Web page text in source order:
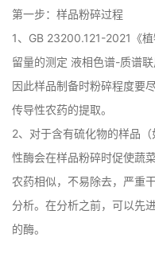
第一步：样品粉碎过程
1、GB 23200.121-2021《
留量的测定 液相色谱-质谱
因此样品制备时粉碎程度要
传导性农药的提取。
2、对于含有硫化物的样品
性酶会在样品粉碎时促使蔬
农药相似，不易除去，严重
分析。在分析之前，可以先
的酶。